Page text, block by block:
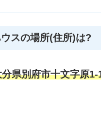
スの場所(住所)は?
県別府市十文字原1-